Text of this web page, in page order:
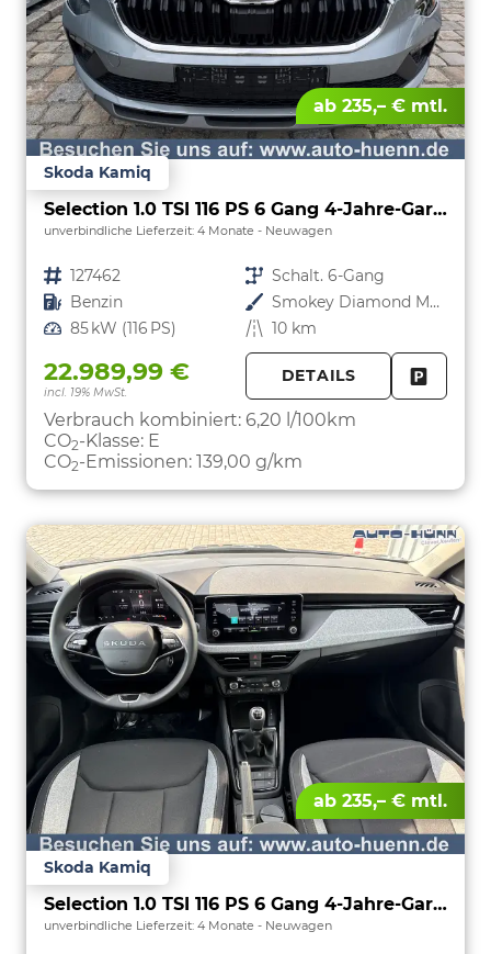
ab 235,– € mtl.
Skoda Kamiq
Selection 1.0 TSI 116 PS 6 Gang 4-Jahre-Garantie-Anhängerkupplung schwenkbar-Kessy-16" Alu-2-Zonen-Climatronic-Tempomat-LED-AppleCarPlay-AndroidAuto-Rückfahrkamera-2xPDC
unverbindliche Lieferzeit: 4 Monate Neuwagen
Fahrzeugnr. 127462 Getriebe Schalt. 6-Gang
Kraftstoff Benzin Außenfarbe
Smokey Diamond Metallic
Leistung 85 kW (116 PS) Kilometerstand 10 km
22.989,99 €
incl. 19% MwSt.
DETAILS
Verbrauch kombiniert: 6,20 l/100km
CO2-Klasse: E
CO2-Emissionen: 139,00 g/km
ab 235,– € mtl.
Skoda Kamiq
Selection 1.0 TSI 116 PS 6 Gang 4-Jahre-Garantie-Anhängerkupplung schwenkbar-Kessy-16" Alu-2-Zonen-Climatronic-Tempomat-LED-AppleCarPlay-AndroidAuto-Rückfahrkamera-2xPDC
unverbindliche Lieferzeit: 4 Monate Neuwagen